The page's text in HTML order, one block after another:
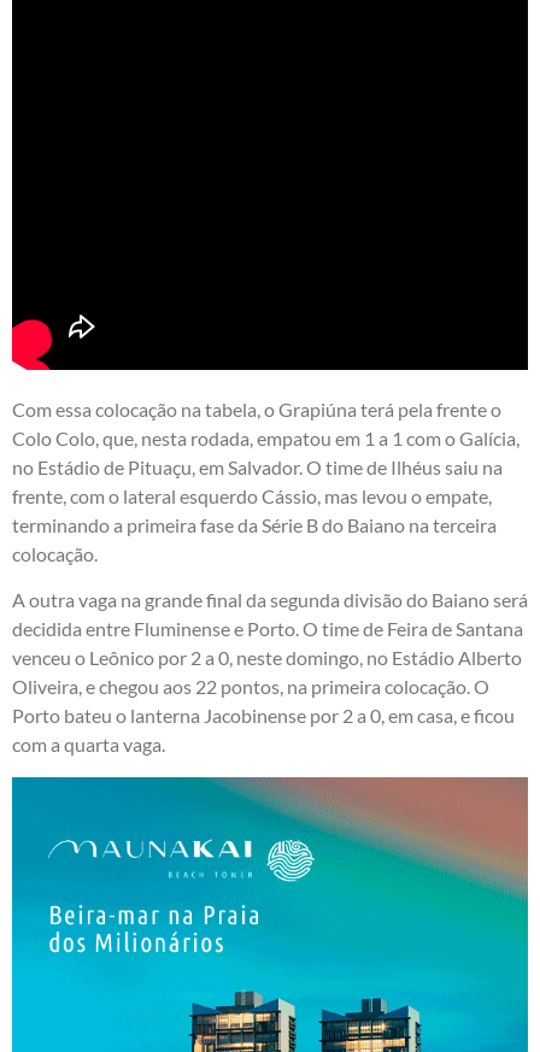
Com essa colocação na tabela, o Grapiúna terá pela frente o
Colo Colo, que, nesta rodada, empatou em 1 a 1 com o Galícia,
no Estádio de Pituaçu, em Salvador. O time de Ilhéus saiu na
frente, com o lateral esquerdo Cássio, mas levou o empate,
terminando a primeira fase da Série B do Baiano na terceira
colocação.
A outra vaga na grande final da segunda divisão do Baiano será
decidida entre Fluminense e Porto. O time de Feira de Santana
venceu o Leônico por 2 a 0, neste domingo, no Estádio Alberto
Oliveira, e chegou aos 22 pontos, na primeira colocação. O
Porto bateu o lanterna Jacobinense por 2 a 0, em casa, e ficou
com a quarta vaga.